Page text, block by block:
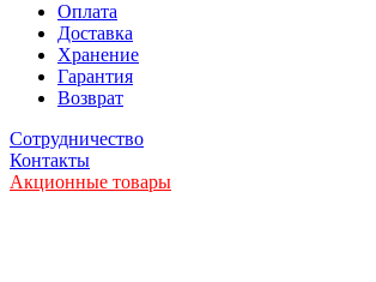
Оплата
Доставка
Хранение
Гарантия
Возврат
Сотрудничество
Контакты
Акционные товары